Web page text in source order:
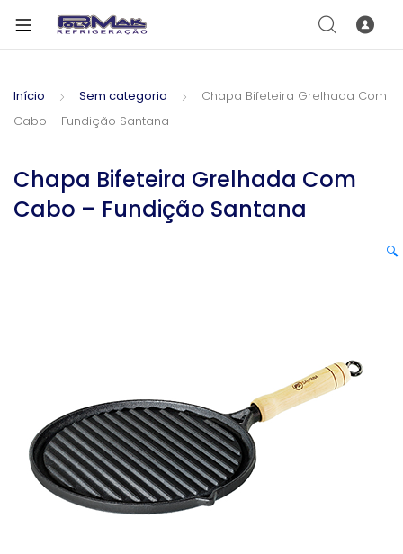
Início Sem categoria
Chapa Bifeteira Grelhada Com
Cabo – Fundição Santana
Chapa Bifeteira Grelhada Com
Cabo – Fundição Santana
🔍